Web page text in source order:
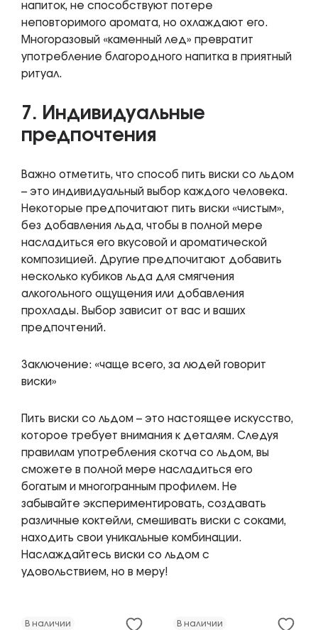
напиток, не способствуют потере
неповторимого аромата, но охлаждают его.
Многоразовый «каменный лед» превратит
употребление благородного напитка в приятный
ритуал.
7. Индивидуальные
предпочтения
Важно отметить, что способ пить виски со льдом
– это индивидуальный выбор каждого человека.
Некоторые предпочитают пить виски «чистым»,
без добавления льда, чтобы в полной мере
насладиться его вкусовой и ароматической
композицией. Другие предпочитают добавить
несколько кубиков льда для смягчения
алкогольного ощущения или добавления
прохлады. Выбор зависит от вас и ваших
предпочтений.
Заключение: «чаще всего, за людей говорит
виски»
Пить виски со льдом – это настоящее искусство,
которое требует внимания к деталям. Следуя
правилам употребления скотча со льдом, вы
сможете в полной мере насладиться его
богатым и многогранным профилем. Не
забывайте экспериментировать, создавать
различные коктейли, смешивать виски с соками,
находить свои уникальные комбинации.
Наслаждайтесь виски со льдом с
удовольствием, но в меру!
В наличии В наличии